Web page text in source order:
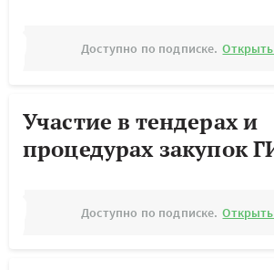
Доступно по подписке.
Участие в тендерах и
процедурах закупок
Доступно по подписке.